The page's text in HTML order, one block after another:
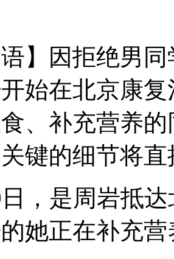
案件告破
闭近八千旅客滞留
新宠" 也成"杀手"
因拒绝男同
始在北京康
、补充营养
键的细节将
是周岩抵达
她正在补充营